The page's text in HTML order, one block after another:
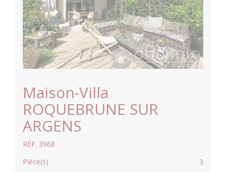
Maison-Villa
ROQUEBRUNE SUR
ARGENS
RÉF. 3968
Pièce(s)
3